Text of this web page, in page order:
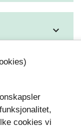
expand_more
rusmidler
hendelserexpand_more
cookies vi